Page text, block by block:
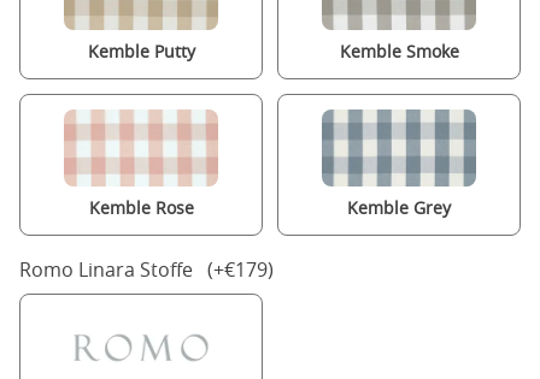
Kemble Putty Kemble Smoke
Kemble Rose Kemble Grey
Romo Linara Stoffe (+€179)